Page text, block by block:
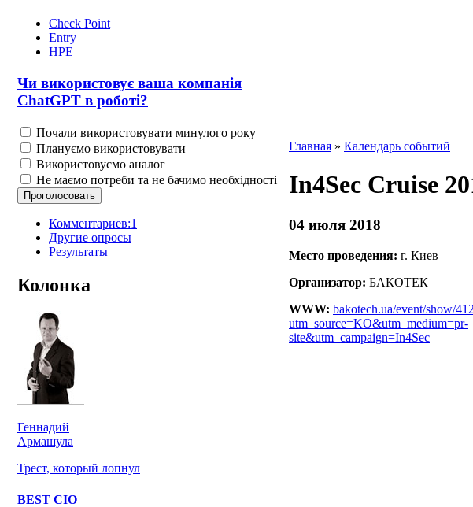
Check Point
Entry
HPE
Чи використовує ваша компанія
ChatGPT в роботі?
Почали використовувати минулого року
Плануємо використовувати
Використовуємо аналог
Не маємо потреби та не бачимо необхідності
Комментариев:1
Другие опросы
Результаты
Колонка
Геннадий
Армашула
Трест, который лопнул
BEST CIO
Главная » Календарь событий
In4Sec Cruise
04 июля 2018
Место проведения: г. Киев
Организатор: БАКОТЕК
WWW: bakotech.ua/event/show/
utm_source=KO&utm_medium=pr-
site&utm_campaign=In4Sec